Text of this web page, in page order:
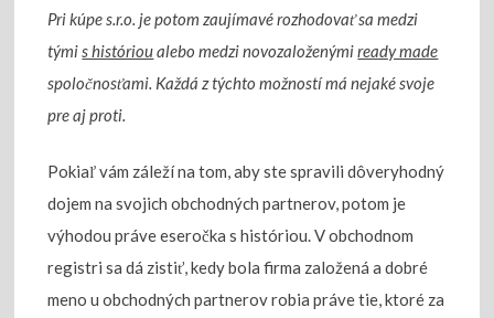
Pri kúpe s.r.o. je potom zaujímavé rozhodovať sa medzi
tými s histórioualebo medzi novozaloženýmiready made
spoločnosťami. Každá z týchto možností má nejaké svoje
pre aj proti.
Pokiaľ vám záleží na tom, aby ste spravili dôveryhodný
dojem na svojich obchodných partnerov, potom je
výhodou práve eseročka s históriou. V obchodnom
registri sa dá zistiť, kedy bola firma založená a dobré
meno u obchodných partnerov robia práve tie, ktoré za